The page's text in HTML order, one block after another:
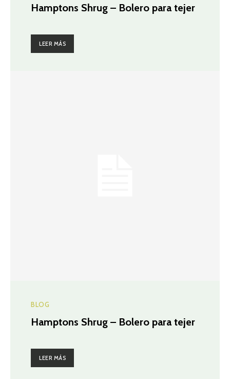
Hamptons Shrug – Bolero para tejer
LEER MÁS
BLOG
Hamptons Shrug – Bolero para tejer
LEER MÁS